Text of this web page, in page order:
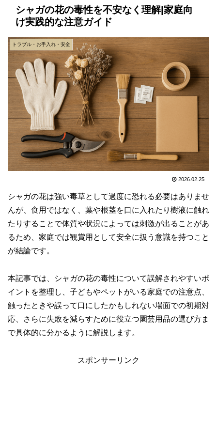
シャガの花の毒性を不安なく理解|家庭向
け実践的な注意ガイド
トラブル・お手入れ・安全
2026.02.25
シャガの花は強い毒草として過度に恐れる必要はありませ
んが、食用ではなく、葉や根茎を口に入れたり樹液に触れ
たりすることで体質や状況によっては刺激が出ることがあ
るため、家庭では観賞用として安全に扱う意識を持つこと
が結論です。
本記事では、シャガの花の毒性について誤解されやすいポ
イントを整理し、子どもやペットがいる家庭での注意点、
触ったときや誤って口にしたかもしれない場面での初期対
応、さらに失敗を減らすために役立つ園芸用品の選び方ま
で具体的に分かるように解説します。
スポンサーリンク